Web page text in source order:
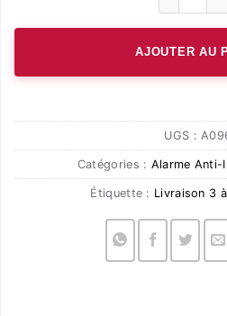
AJOUTER AU
UGS :
Catégories : Alarme Anti-
Étiquette : Livraison 3